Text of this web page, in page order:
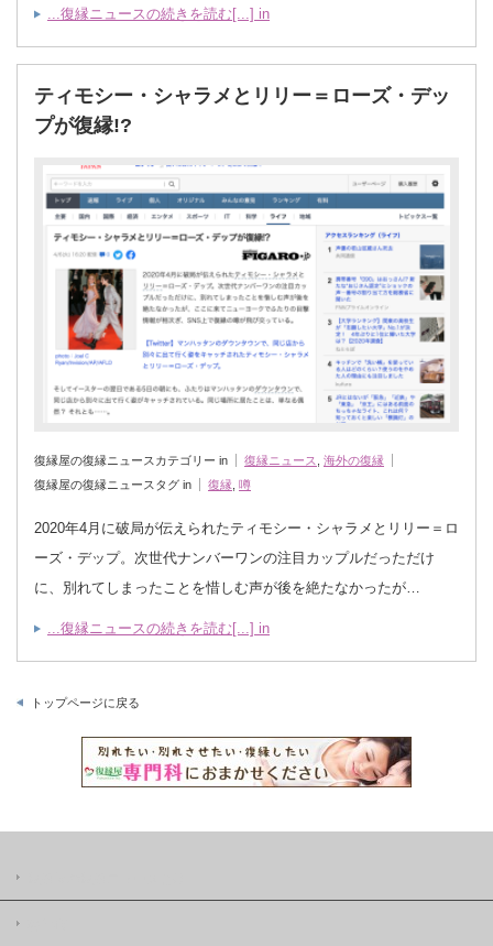
...復縁ニュースの続きを読む[...] in
ティモシー・シャラメとリリー＝ローズ・デッ
プが復縁!?
復縁屋の復縁ニュースカテゴリー in 復縁ニュース
海外の復縁
復縁屋の復縁ニュースタグ in
復縁 噂
2020年4月に破局が伝えられたティモシー・シャラメとリリー＝ロ
ーズ・デップ。次世代ナンバーワンの注目カップルだっただけ
に、別れてしまったことを惜しむ声が後を絶たなかったが…
...復縁ニュースの続きを読む[...] in
トップページに戻る